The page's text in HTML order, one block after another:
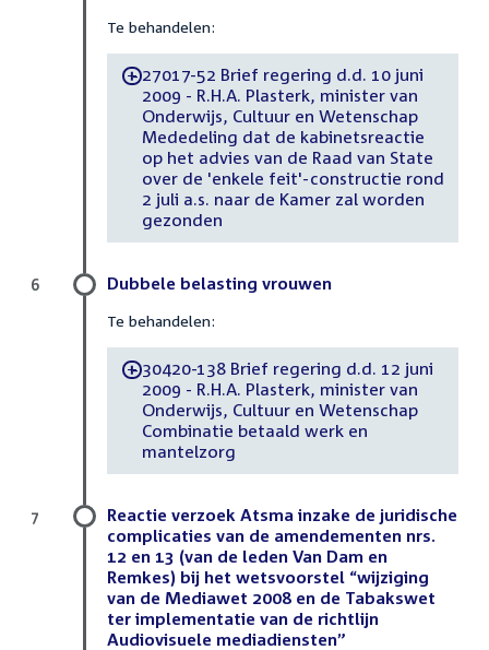
Te behandelen:
-27017-52 Brief regering d.d. 10 juni
2009 - R.H.A. Plasterk, minister van
Onderwijs, Cultuur en Wetenschap
Mededeling dat de kabinetsreactie
op het advies van de Raad van State
over de 'enkele feit'-constructie rond
2 juli a.s. naar de Kamer zal worden
gezonden
Dubbele belasting vrouwen
Te behandelen:
-30420-138 Brief regering d.d. 12 juni
2009 - R.H.A. Plasterk, minister van
Onderwijs, Cultuur en Wetenschap
Combinatie betaald werk en
mantelzorg
6
Reactie verzoek Atsma inzake de juridische
complicaties van de amendementen nrs.
12 en 13 (van de leden Van Dam en
Remkes) bij het wetsvoorstel “wijziging
van de Mediawet 2008 en de Tabakswet
ter implementatie van de richtlijn
Audiovisuele mediadiensten”
7